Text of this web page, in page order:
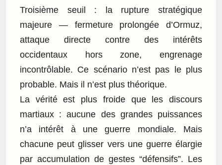
Troisième seuil : la rupture stratégique
majeure — fermeture prolongée d’Ormuz,
attaque directe contre des intérêts
occidentaux hors zone, engrenage
incontrôlable. Ce scénario n’est pas le plus
probable. Mais il n’est plus théorique.
La vérité est plus froide que les discours
martiaux : aucune des grandes puissances
n’a intérêt à une guerre mondiale. Mais
chacune peut glisser vers une guerre élargie
par accumulation de gestes “défensifs”. Les